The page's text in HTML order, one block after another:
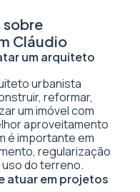
sobre
Cláudio
um arquiteto
urbanista
reformar,
um imóvel com
aproveitamento
é importante em
regularização
do terreno.
atuar em projetos